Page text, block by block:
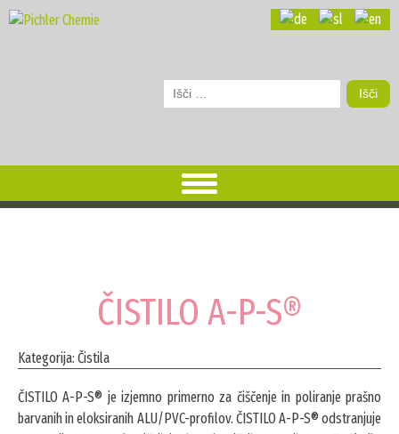
Išči:
ČISTILO A-P-S®
Kategorija: Čistila
ČISTILO A-P-S® je izjemno primerno za čiščenje in poliranje prašno
barvanih in eloksiranih ALU/PVC-profilov. ČISTILO A-P-S® odstranjuje